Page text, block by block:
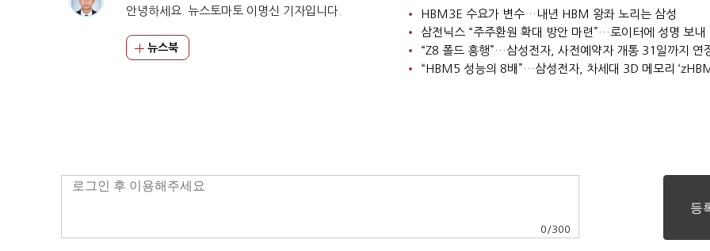
안녕하세요. 뉴스토마토 이명신 기자입니다.
뉴스북
HBM3E 수요가 변수…내년 HBM 왕좌 노리는 삼성
삼전닉스 “주주환원 확대 방안 마련”…로이터에 성명 보내
“Z8 폴드 흥행”…삼성전자, 사전예약자 개통 31일까지 연
“HBM5 성능의 8배”…삼성전자, 차세대 3D 메모리
0 /300